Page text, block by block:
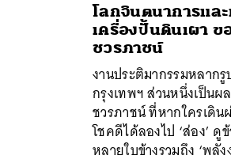
โลกจินตนาการแล
เครื่องปั้นดินเผา
ชวรภาชน์
งานประติมากรรมหลาก
กรุงเทพฯ ส่วนหนึ่งเป็น
ชวรภาชน์ ที่หากใครเดิ
โชคดีได้ลองไป ‘ส่อง’
หลายใบข้างรวมถึง ‘พลั